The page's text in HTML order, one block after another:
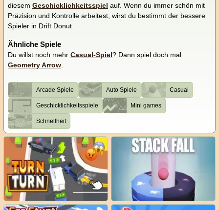
diesem Geschicklichkeitsspiel auf. Wenn du immer schön mit
Präzision und Kontrolle arbeitest, wirst du bestimmt der bessere
Spieler in Drift Donut.
Ähnliche Spiele
Du willst noch mehr Casual-Spiel? Dann spiel doch mal
Geometry Arrow.
Arcade Spiele Auto Spiele Casual
Geschicklichkeitsspiele Mini games
Schnellheit